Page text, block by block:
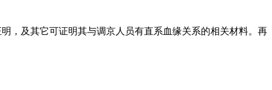
，及其它可证明其与调京人员有直系血缘关系的相关材料。再